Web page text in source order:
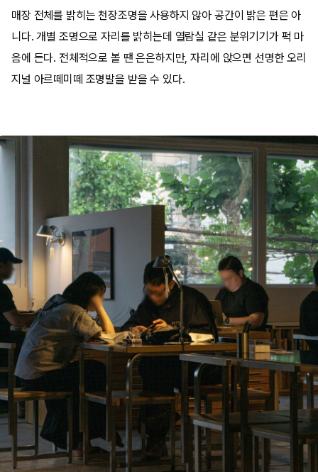
매장 전체를 밝히는 천장조명을 사용하지 않아 공간이 밝은 편은 아
니다. 개별 조명으로 자리를 밝히는데 열람실 같은 분위기기가 퍽 마
음에 든다. 전체적으로 볼 땐 은은하지만, 자리에 앉으면 선명한 오리
지널 아르떼미떼 조명발을 받을 수 있다.